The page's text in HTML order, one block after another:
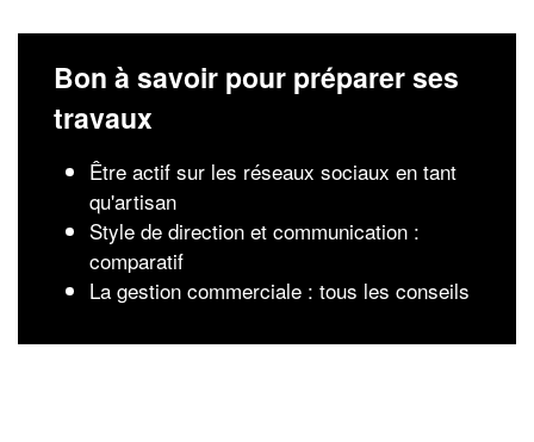
Bon à savoir pour préparer ses
travaux
Être actif sur les réseaux sociaux en tant
qu'artisan
Style de direction et communication :
comparatif
La gestion commerciale : tous les conseils